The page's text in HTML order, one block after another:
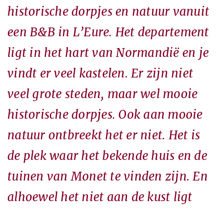
historische dorpjes en natuur vanuit
een B&B in L’Eure. Het departement
ligt in het hart van Normandië en je
vindt er veel kastelen. Er zijn niet
veel grote steden, maar wel mooie
historische dorpjes. Ook aan mooie
natuur ontbreekt het er niet. Het is
de plek waar het bekende huis en de
tuinen van Monet te vinden zijn. En
alhoewel het niet aan de kust ligt